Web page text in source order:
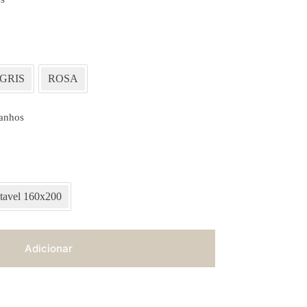
GRIS ROSA
160x200
Adicionar